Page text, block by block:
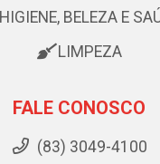
HIGIENE, BELEZA E
LIMPEZA
FALE CONOSCO
(83) 3049-4100